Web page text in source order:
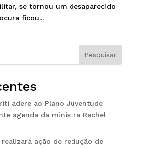
se tornou um desaparecido
ficou...
Pesquisar
adere ao Plano Juventude
agenda da ministra Rachel
realizará ação de redução de